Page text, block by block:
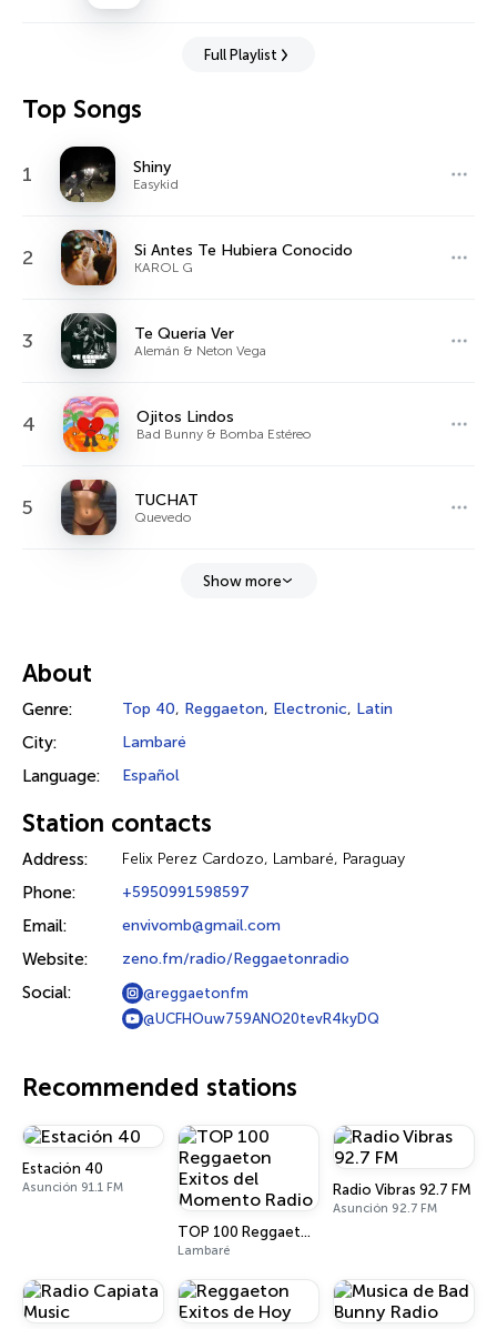
Full Playlist
Top Songs
1 Shiny
Easykid
2 Si Antes Te Hubiera Conocido
KAROL G
3 Te Quería Ver
Alemán & Neton Vega
4 Ojitos Lindos
Bad Bunny & Bomba Estéreo
5 TUCHAT
Quevedo
Show more
About
Genre: Top 40, Reggaeton, Electronic, Latin
City: Lambaré
Language: Español
Station contacts
Address: Felix Perez Cardozo, Lambaré, Paraguay
Phone: +5950991598597
Email: envivomb@gmail.com
Website: zeno.fm/radio/Reggaetonradio
Social:
@reggaetonfm
@UCFHOuw759ANO20tevR4kyDQ
Recommended stations
Estación 40
Asunción 91.1 FM
TOP 100 Reggaeton Exitos del Momento Radio
Lambaré
Radio Vibras 92.7 FM
Asunción 92.7 FM